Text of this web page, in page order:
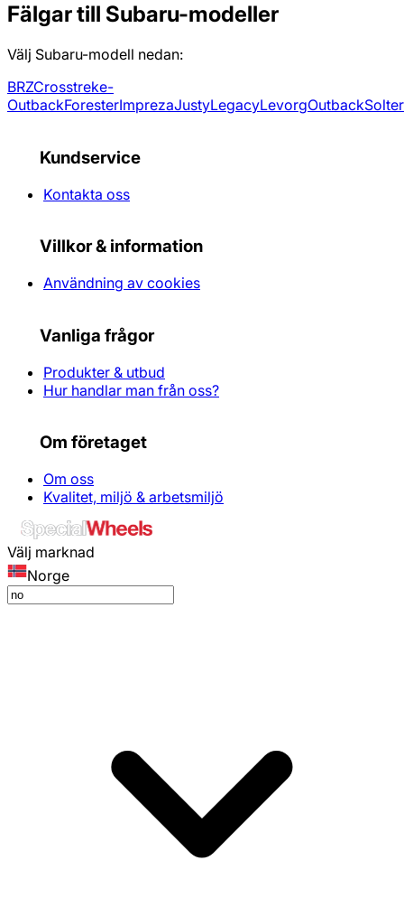
Fälgar till Subaru-modeller
Välj Subaru-modell nedan:
BRZCrosstreke-
OutbackForesterImprezaJustyLegacyLevorgOutback
Kundservice
Kontakta oss
Villkor & information
Användning av cookies
Vanliga frågor
Produkter & utbud
Hur handlar man från oss?
Om företaget
Om oss
Kvalitet, miljö & arbetsmiljö
Välj marknad
Norge